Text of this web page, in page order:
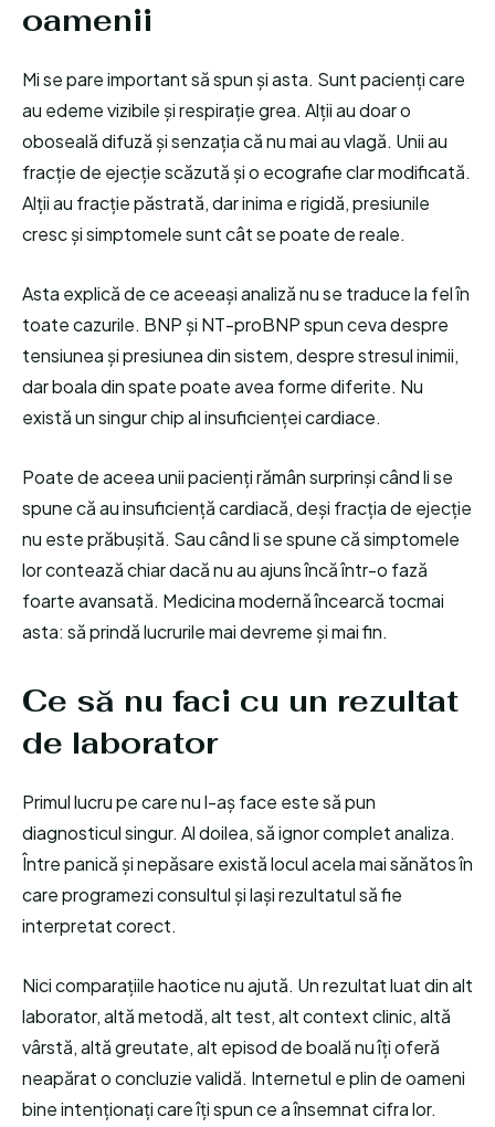
oamenii
Mi se pare important să spun și asta. Sunt pacienți care
au edeme vizibile și respirație grea. Alții au doar o
oboseală difuză și senzația că nu mai au vlagă. Unii au
fracție de ejecție scăzută și o ecografie clar modificată.
Alții au fracție păstrată, dar inima e rigidă, presiunile
cresc și simptomele sunt cât se poate de reale.
Asta explică de ce aceeași analiză nu se traduce la fel în
toate cazurile. BNP și NT-proBNP spun ceva despre
tensiunea și presiunea din sistem, despre stresul inimii,
dar boala din spate poate avea forme diferite. Nu
există un singur chip al insuficienței cardiace.
Poate de aceea unii pacienți rămân surprinși când li se
spune că au insuficiență cardiacă, deși fracția de ejecție
nu este prăbușită. Sau când li se spune că simptomele
lor contează chiar dacă nu au ajuns încă într-o fază
foarte avansată. Medicina modernă încearcă tocmai
asta: să prindă lucrurile mai devreme și mai fin.
Ce să nu faci cu un rezultat
de laborator
Primul lucru pe care nu l-aș face este să pun
diagnosticul singur. Al doilea, să ignor complet analiza.
Între panică și nepăsare există locul acela mai sănătos în
care programezi consultul și lași rezultatul să fie
interpretat corect.
Nici comparațiile haotice nu ajută. Un rezultat luat din alt
laborator, altă metodă, alt test, alt context clinic, altă
vârstă, altă greutate, alt episod de boală nu îți oferă
neapărat o concluzie validă. Internetul e plin de oameni
bine intenționați care îți spun ce a însemnat cifra lor.